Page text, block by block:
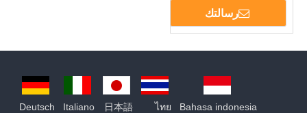
رسالتك
Bahasa indonesia
ไทย
日本語
Italiano
Deutsch